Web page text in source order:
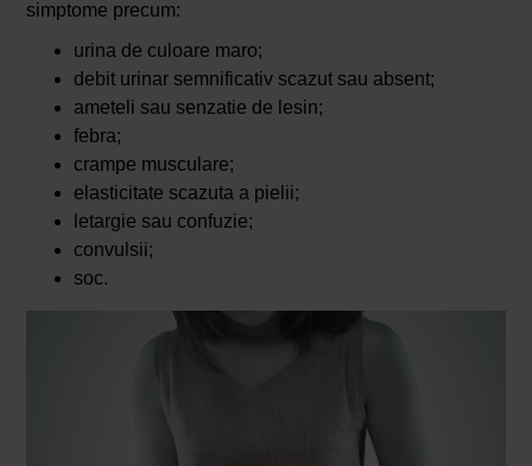
simptome precum:
urina de culoare maro;
debit urinar semnificativ scazut sau absent;
ameteli sau senzatie de lesin;
febra;
crampe musculare;
elasticitate scazuta a pielii;
letargie sau confuzie;
convulsii;
soc.